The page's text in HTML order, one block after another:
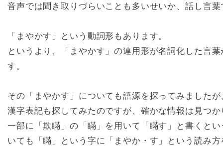
音声では聞き取りづらいことも多いせいか、話し言
「まやかす」という動詞形もあります。
というより、「まやかす」の連用形が名詞化した言
す。
その「まやかす」についても語源を探ってみました
漢字表記も探してみたのですが、確かな情報は見つ
一部に「欺瞞」の「瞞」を用いて「瞞す」と書くと
いても「瞞」という字に「まやか・す」という読み